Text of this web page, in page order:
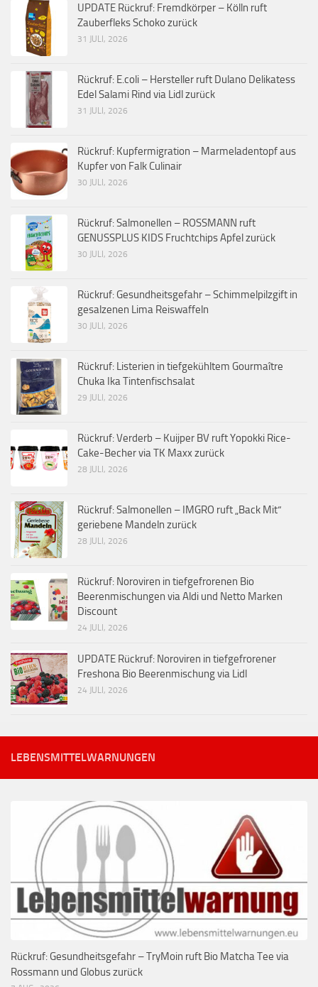
UPDATE Rückruf: Fremdkörper – Kölln ruft
Zauberfleks Schoko zurück
31 JULI, 2026
Rückruf: E.coli – Hersteller ruft Dulano Delikatess
Edel Salami Rind via Lidl zurück
31 JULI, 2026
Rückruf: Kupfermigration – Marmeladentopf aus
Kupfer von Falk Culinair
30 JULI, 2026
Rückruf: Salmonellen – ROSSMANN ruft
GENUSSPLUS KIDS Fruchtchips Apfel zurück
30 JULI, 2026
Rückruf: Gesundheitsgefahr – Schimmelpilzgift in
gesalzenen Lima Reiswaffeln
30 JULI, 2026
Rückruf: Listerien in tiefgekühltem Gourmaître
Chuka Ika Tintenfischsalat
29 JULI, 2026
Rückruf: Verderb – Kuijper BV ruft Yopokki Rice-
Cake-Becher via TK Maxx zurück
28 JULI, 2026
Rückruf: Salmonellen – IMGRO ruft „Back Mit“
geriebene Mandeln zurück
28 JULI, 2026
Rückruf: Noroviren in tiefgefrorenen Bio
Beerenmischungen via Aldi und Netto Marken
Discount
24 JULI, 2026
UPDATE Rückruf: Noroviren in tiefgefrorener
Freshona Bio Beerenmischung via Lidl
24 JULI, 2026
LEBENSMITTELWARNUNGEN
Rückruf: Gesundheitsgefahr – TryMoin ruft Bio Matcha Tee via
Rossmann und Globus zurück